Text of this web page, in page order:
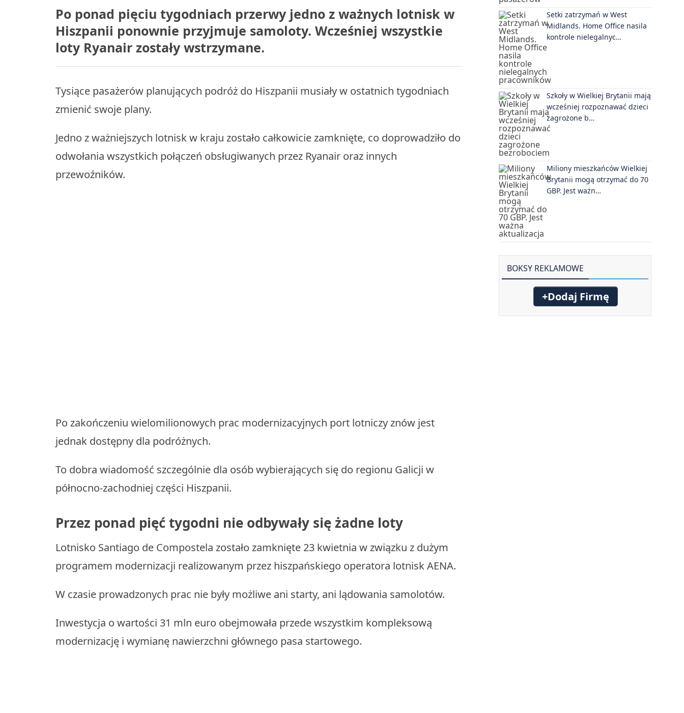
Po ponad pięciu tygodniach przerwy jedno z ważnych lotnisk w
Hiszpanii ponownie przyjmuje samoloty. Wcześniej wszystkie
loty Ryanair zostały wstrzymane.
Tysiące pasażerów planujących podróż do Hiszpanii musiały w ostatnich tygodniach
zmienić swoje plany.
Jedno z ważniejszych lotnisk w kraju zostało całkowicie zamknięte, co doprowadziło do
odwołania wszystkich połączeń obsługiwanych przez Ryanair oraz innych
przewoźników.
Po zakończeniu wielomilionowych prac modernizacyjnych port lotniczy znów jest
jednak dostępny dla podróżnych.
To dobra wiadomość szczególnie dla osób wybierających się do regionu Galicji w
północno-zachodniej części Hiszpanii.
Przez ponad pięć tygodni nie odbywały się żadne loty
Lotnisko Santiago de Compostela zostało zamknięte 23 kwietnia w związku z dużym
programem modernizacji realizowanym przez hiszpańskiego operatora lotnisk AENA.
W czasie prowadzonych prac nie były możliwe ani starty, ani lądowania samolotów.
Inwestycja o wartości 31 mln euro obejmowała przede wszystkim kompleksową
modernizację i wymianę nawierzchni głównego pasa startowego.
Setki zatrzymań w West
Midlands. Home Office nasila
kontrole nielegalnyc…
Szkoły w Wielkiej Brytanii mają
wcześniej rozpoznawać dzieci
zagrożone b…
Miliony mieszkańców Wielkiej
Brytanii mogą otrzymać do 70
GBP. Jest ważn…
BOKSY REKLAMOWE
+Dodaj Firmę